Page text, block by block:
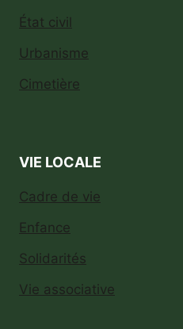
État civil
Urbanisme
Cimetière
VIE LOCALE
Cadre de vie
Enfance
Solidarités
Vie associative